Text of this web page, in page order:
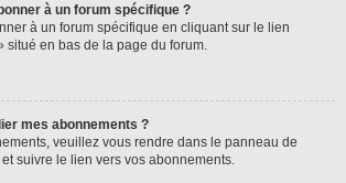
à un forum spécifique ?
à un forum spécifique en cliquant sur le lien
situé en bas de la page du forum.
mes abonnements ?
veuillez vous rendre dans le panneau de
suivre le lien vers vos abonnements.